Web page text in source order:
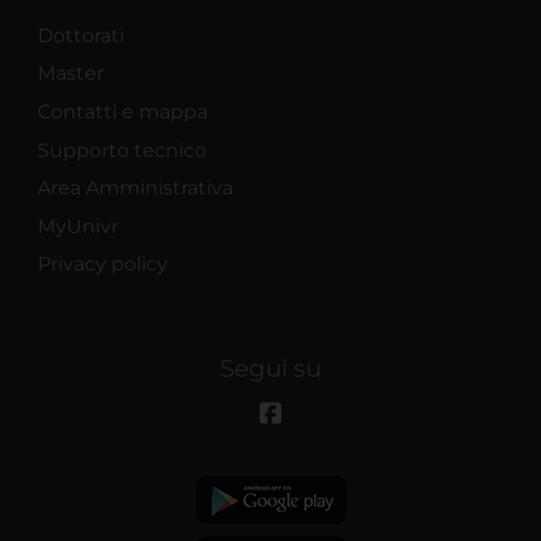
Dottorati
Master
Contatti e mappa
Supporto tecnico
Area Amministrativa
MyUnivr
Privacy policy
Segui su